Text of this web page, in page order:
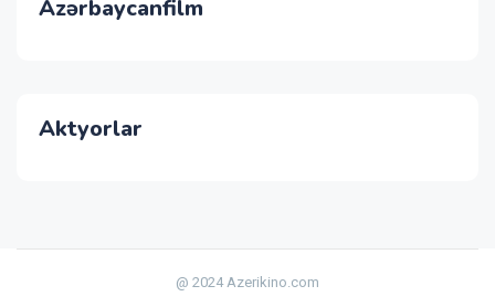
Azərbaycanfilm
Aktyorlar
@ 2024 Azerikino.com